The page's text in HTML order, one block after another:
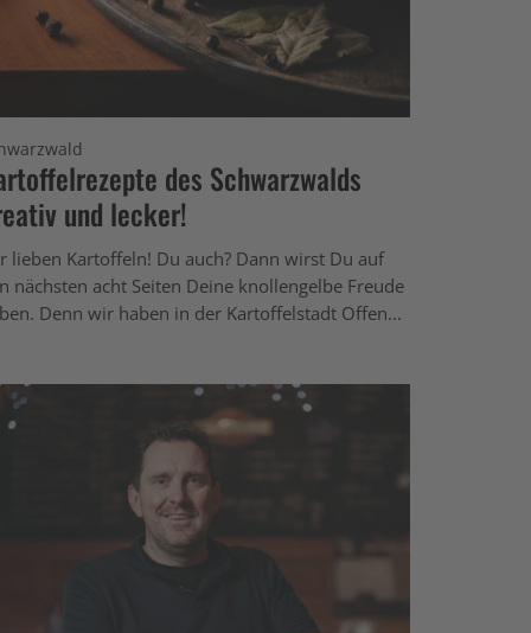
des Schwarzwalds
und lecker!
lieben Kartoffeln! Du auch? Dann wirst Du auf
nächsten acht Seiten Deine knollengelbe Freude
Denn wir haben in der Kartoffelstadt Offen...